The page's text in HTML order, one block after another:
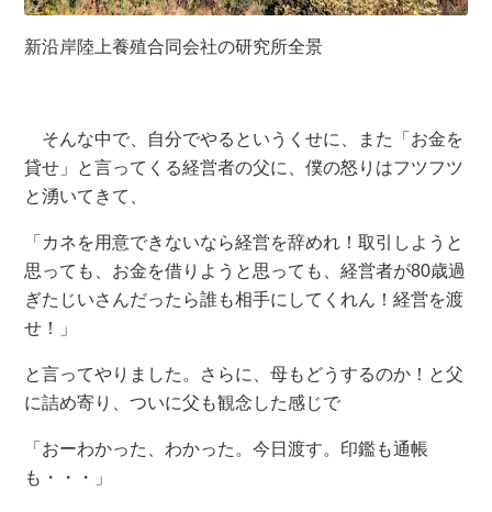
新沿岸陸上養殖合同会社の研究所全景
そんな中で、自分でやるというくせに、また「お金を
貸せ」と言ってくる経営者の父に、僕の怒りはフツフツ
と湧いてきて、
「カネを用意できないなら経営を辞めれ！取引しようと
思っても、お金を借りようと思っても、経営者が80歳過
ぎたじいさんだったら誰も相手にしてくれん！経営を渡
せ！」
と言ってやりました。さらに、母もどうするのか！と父
に詰め寄り、ついに父も観念した感じで
「おーわかった、わかった。今日渡す。印鑑も通帳
も・・・」